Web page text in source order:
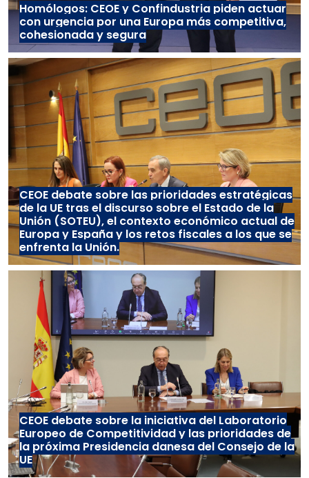
Homólogos: CEOE y Confindustria piden actuar
con urgencia por una Europa más competitiva,
cohesionada y segura
CEOE debate sobre las prioridades estratégicas
de la UE tras el discurso sobre el Estado de la
Unión (SOTEU), el contexto económico actual de
Europa y España y los retos fiscales a los que se
enfrenta la Unión.
CEOE debate sobre la iniciativa del Laboratorio
Europeo de Competitividad y las prioridades de
la próxima Presidencia danesa del Consejo de la
UE